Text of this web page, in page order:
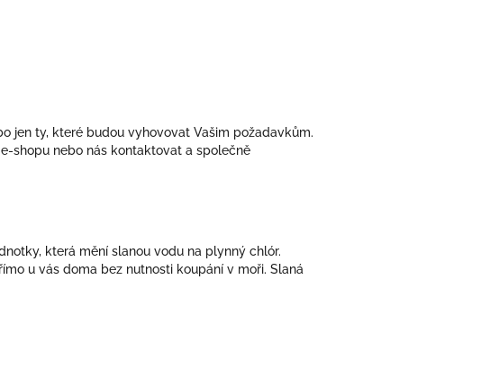
jen ty, které budou vyhovovat Vašim požadavkům.
shopu nebo nás kontaktovat a společně
která mění slanou vodu na plynný chlór.
u vás doma bez nutnosti koupání v moři. Slaná